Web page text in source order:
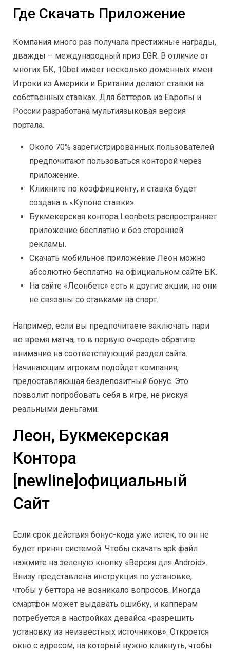
Где Скачать Приложение
Компания много раз получала престижные награды,
дважды – международный приз EGR. В отличие от
многих БК, 10bet имеет несколько доменных имен.
Игроки из Америки и Британии делают ставки на
собственных ставках. Для беттеров из Европы и
России разработана мультиязыковая версия
портала.
Около 70% зарегистрированных пользователей
предпочитают пользоваться конторой через
приложение.
Кликните по коэффициенту, и ставка будет
создана в «Купоне ставки».
Букмекерская контора Leonbets распространяет
приложение бесплатно и без сторонней
рекламы.
Скачать мобильное приложение Леон можно
абсолютно бесплатно на официальном сайте БК.
На сайте «Леонбетс» есть и другие акции, но они
не связаны со ставками на спорт.
Например, если вы предпочитаете заключать пари
во время матча, то в первую очередь обратите
внимание на соответствующий раздел сайта.
Начинающим игрокам подойдет компания,
предоставляющая бездепозитный бонус. Это
позволит попробовать себя в игре, не рискуя
реальными деньгами.
Леон, Букмекерская
Контора
[newline]oфициальный
Сайт
Если срок действия бонус-кода уже истек, то он не
будет принят системой. Чтобы скачать apk файл
нажмите на зеленую кнопку «Версия для Android».
Внизу представлена инструкция по установке,
чтобы у беттора не возникало вопросов. Иногда
смартфон может выдавать ошибку, и капперам
потребуется в настройках девайса «разрешить
установку из неизвестных источников». Откроется
окно с адресом, на который нужно кликнуть, чтобы